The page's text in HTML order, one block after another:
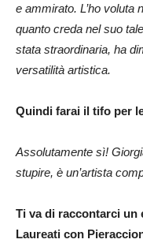
e ammirato. L’ho voluta
quanto creda nel suo
stata straordinaria, ha
versatilità artistica.
Quindi farai il tifo per
Assolutamente sì!
stupire, è un’artista
Ti va di raccontarci un
Laureati con